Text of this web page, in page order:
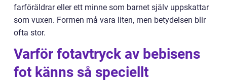
farföräldrar eller ett minne som barnet själv uppskattar
som vuxen. Formen må vara liten, men betydelsen blir
ofta stor.
Varför fotavtryck av bebisens
fot känns så speciellt